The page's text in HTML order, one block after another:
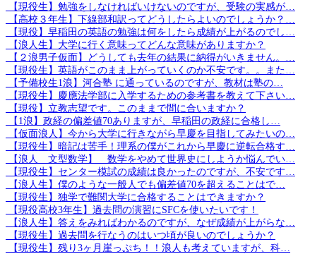
【現役生】勉強をしなければいけないのですが、受験の実感が…
【高校３年生】下線部和訳ってどうしたらよいのでしょうか？…
【現役】早稲田の英語の勉強は何をしたら成績が上がるのでし…
【浪人生】大学に行く意味ってどんな意味がありますか？
【２浪男子仮面】どうしても去年の結果に納得がいきません。…
【現役生】英語がこのまま上がっていくのか不安です。。また…
【予備校生1浪】河合塾 に通っているのですが、教材は塾の…
【現役生】慶應法学部に入学するための参考書を教えて下さい…
【現役】立教志望です。このままで間に合いますか？
【1浪】政経の偏差値70ありますが、早稲田の政経に合格し…
【仮面浪人】今から大学に行きながら早慶を目指してみたいの…
【現役生】暗記は苦手！理系の僕がこれから早慶に逆転合格す…
【浪人 文型数学】 数学をやめて世界史にしようか悩んでい…
【現役生】センター模試の成績は良かったのですが、不安です…
【浪人生】僕のような一般人でも偏差値70を超えることはで…
【現役生】独学で難関大学に合格することはできますか？
【現役高校3年生】過去問の演習にSFCを使いたいです！
【浪人生】答えをみればわかるのですが、なぜ成績が上がらな…
【現役生】過去問を行なうのはいつ頃が良いのでしょうか？
【現役生】残り3ヶ月崖っぷち！！浪人も考えていますが、科…